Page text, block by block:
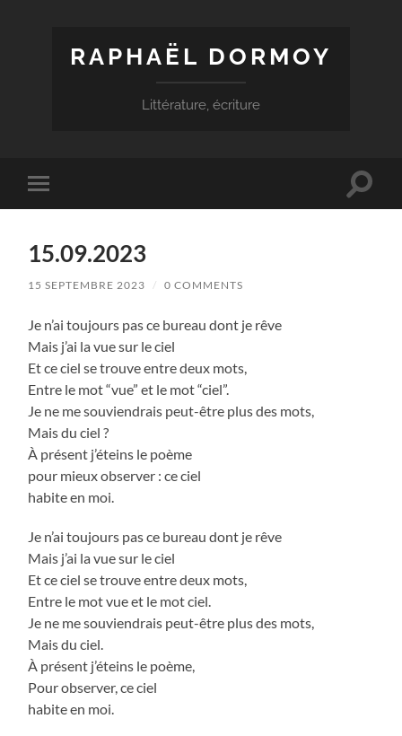
RAPHAËL DORMOY
Littérature, écriture
Toggle
mobile
Toggle
15.09.2023
15 SEPTEMBRE 2023 / 0 COMMENTS
Je n’ai toujours pas ce bureau dont je rêve
Mais j’ai la vue sur le ciel
Et ce ciel se trouve entre deux mots,
Entre le mot “vue” et le mot “ciel”.
Je ne me souviendrais peut-être plus des mots,
Mais du ciel ?
À présent j’éteins le poème
pour mieux observer : ce ciel
habite en moi.
Je n’ai toujours pas ce bureau dont je rêve
Mais j’ai la vue sur le ciel
Et ce ciel se trouve entre deux mots,
Entre le mot vue et le mot ciel.
Je ne me souviendrais peut-être plus des mots,
Mais du ciel.
À présent j’éteins le poème,
Pour observer, ce ciel
habite en moi.